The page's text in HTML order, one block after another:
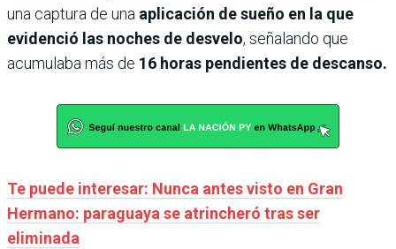
una captura de una aplicación de sueño en la que
evidenció las noches de desvelo, señalando que
acumulaba más de 16 horas pendientes de descanso.
Te puede interesar: Nunca antes visto en Gran
Hermano: paraguaya se atrincheró tras ser
eliminada